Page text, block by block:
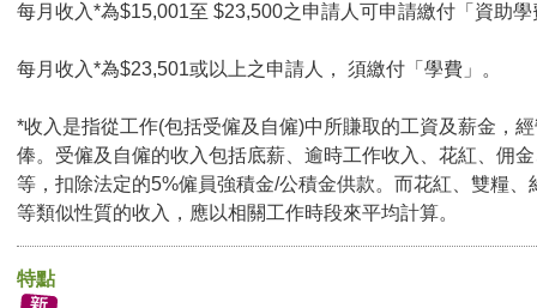
每月收入*為$15,001至 $23,500之申請人可申請繳付「資助學
每月收入*為$23,501或以上之申請人， 須繳付「學費」。
*收入是指從工作(包括受僱及自僱)中所賺取的工資及薪金，
俸。受僱及自僱的收入包括底薪、逾時工作收入、花紅、佣
等，扣除法定的5%僱員強積金/公積金供款。而花紅、雙糧、
等類似性質的收入，應以相關工作時段來平均計算。
特點